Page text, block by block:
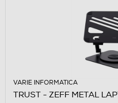
VARIE INFORMATICA
TRUST - ZEFF METAL